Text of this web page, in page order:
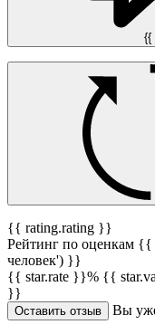
{{
{{ rating.rating }}
Рейтинг по оценкам {{
человек') }}
{{ star.rate }}% {{
}}
Оставить отзыв Вы